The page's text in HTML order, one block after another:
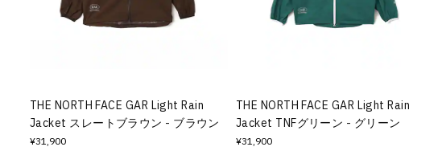
THE NORTH FACE GAR Light Rain
Jacket スレートブラウン - ブラウン
¥31,900
THE NORTH FACE GAR Light Rain
Jacket TNFグリーン - グリーン
¥31,900